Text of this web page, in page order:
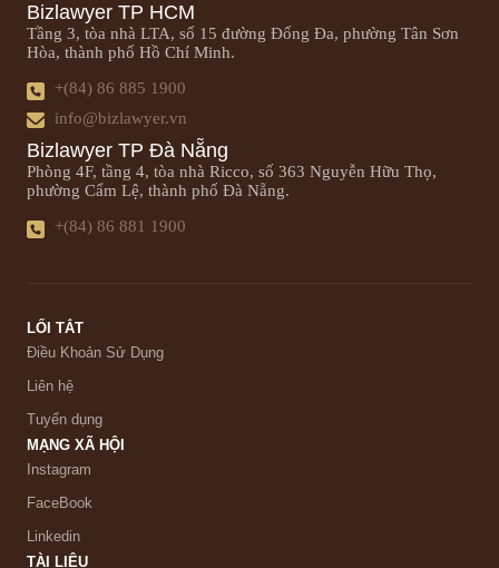
Bizlawyer TP HCM
Tầng 3, tòa nhà LTA, số 15 đường Đống Đa, phường Tân Sơn
Hòa, thành phố Hồ Chí Minh.
+(84) 86 885 1900
info@bizlawyer.vn
Bizlawyer TP Đà Nẵng
Phòng 4F, tầng 4, tòa nhà Ricco, số 363 Nguyễn Hữu Thọ,
phường Cẩm Lệ, thành phố Đà Nẵng.
+(84) 86 881 1900
LỐI TẮT
Điều Khoản Sử Dụng
Liên hệ
Tuyển dụng
MẠNG XÃ HỘI
Instagram
FaceBook
Linkedin
TÀI LIỆU